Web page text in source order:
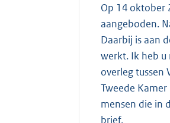
Op 14 oktober
aangeboden.
Daarbij is aan
werkt. Ik heb u
overleg tussen
Tweede
mensen die in
brief.